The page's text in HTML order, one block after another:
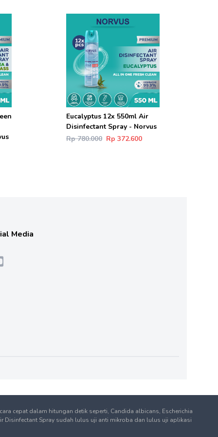
Eucalyptus 12x 550ml Air
Disinfectant Spray - Norvus
Rp 780.000 Rp 372.600
Media
cepat dalam hitungan detik seperti, Candida albicans, Escherichia
Disinfectant Spray sudah lulus uji anti mikroba dan lulus uji aplikasi